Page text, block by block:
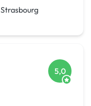
Strasbourg
5,0